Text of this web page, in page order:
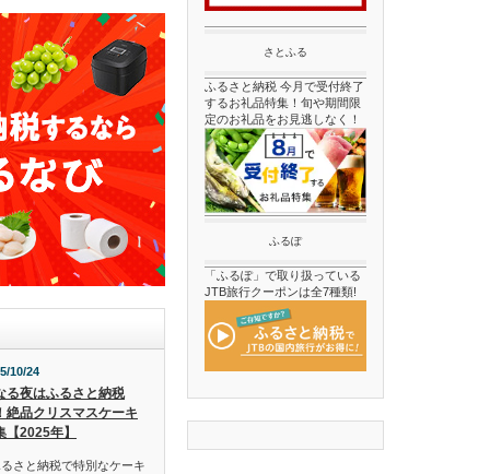
10/24
る夜はふるさと納税
絶品クリスマスケーキ
【2025年】
さと納税で特別なケーキ
さとふる
ふるさと納税 今月で受付終了
するお礼品特集！旬や期間限
定のお礼品をお見逃しなく！
ふるぽ
「ふるぽ」で取り扱っている
JTB旅行クーポンは全7種類!